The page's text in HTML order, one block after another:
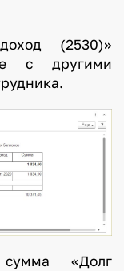
(2530)»
с другими
«Долг